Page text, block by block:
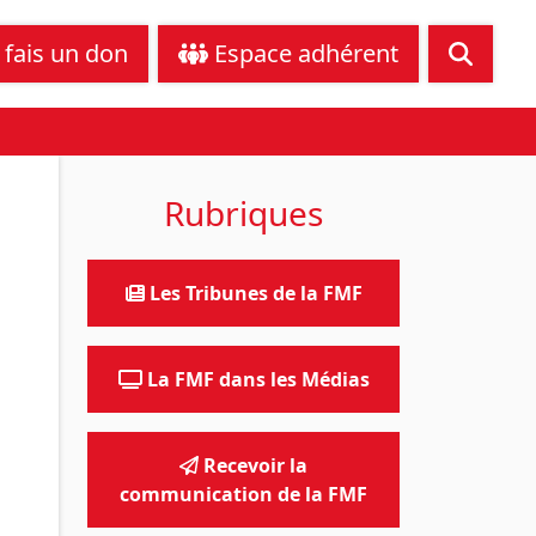
juridique Nous contacter
fais un don Espace adhérent
Rubriques
Les Tribunes de la FMF
La FMF dans les Médias
Recevoir la
communication de la FMF